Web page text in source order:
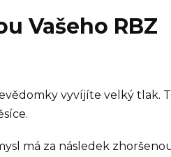
Vašeho RBZ
vyvíjíte velký tlak.
má za následek